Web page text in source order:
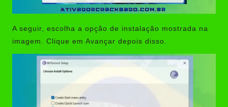
A seguir, escolha a opção de instalação mostrada na
imagem. Clique em Avançar depois disso.